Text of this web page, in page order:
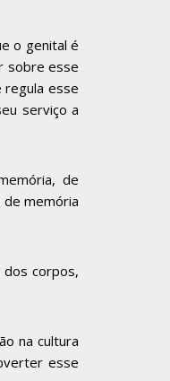
o genital é
sobre esse
esse
serviço a
de
memória
dos corpos,
na cultura
esse